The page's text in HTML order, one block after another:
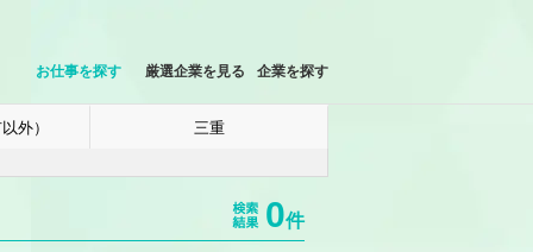
お仕事を探す 厳選企業を見る 企業を探す
外） 三重
0件